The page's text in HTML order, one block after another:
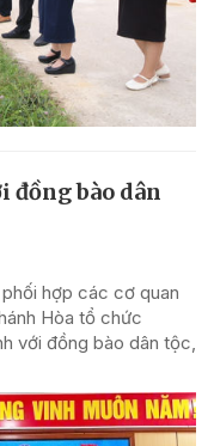
đồng bào dân
hợp các cơ quan
Hòa tổ chức
với đồng bào dân tộc,